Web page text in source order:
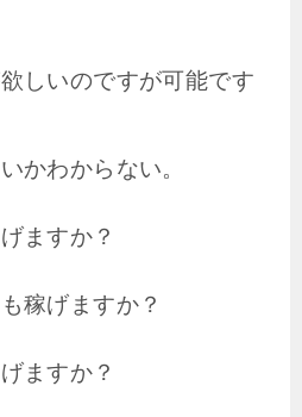
しいのですが可能です
かわからない。
ますか？
稼げますか？
ますか？